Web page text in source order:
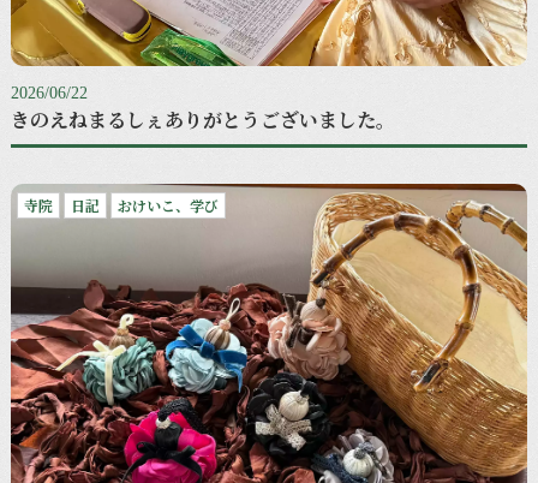
2026/06/22
きのえねまるしぇありがとうございました。
寺院 日記 おけいこ、学び